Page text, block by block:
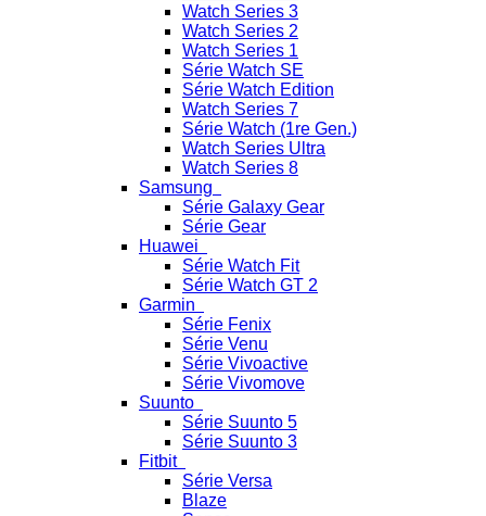
Watch Series 3
Watch Series 2
Watch Series 1
Série Watch SE
Série Watch Edition
Watch Series 7
Série Watch (1re Gen.)
Watch Series Ultra
Watch Series 8
Samsung
Série Galaxy Gear
Série Gear
Huawei
Série Watch Fit
Série Watch GT 2
Garmin
Série Fenix
Série Venu
Série Vivoactive
Série Vivomove
Suunto
Série Suunto 5
Série Suunto 3
Fitbit
Série Versa
Blaze